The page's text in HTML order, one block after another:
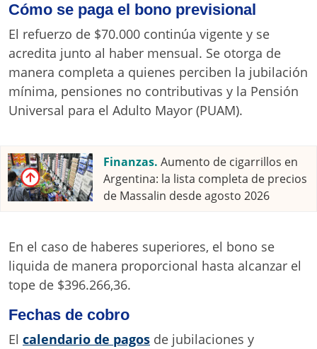
Cómo se paga el bono previsional
El refuerzo de $70.000 continúa vigente y se
acredita junto al haber mensual. Se otorga de
manera completa a quienes perciben la jubilación
mínima, pensiones no contributivas y la Pensión
Universal para el Adulto Mayor (PUAM).
Finanzas. Aumento de cigarrillos en
Argentina: la lista completa de precios
de Massalin desde agosto 2026
En el caso de haberes superiores, el bono se
liquida de manera proporcional hasta alcanzar el
tope de $396.266,36.
Fechas de cobro
El calendario de pagos de jubilaciones y